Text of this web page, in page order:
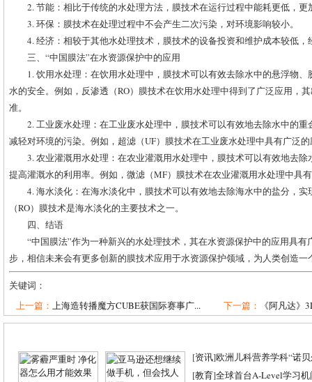
2. 节能：相比于传统的水处理方法，膜技术在运行过程中能耗更低，更
3. 环保：膜技术在处理过程中不会产生二次污染，对环境影响较小。
4. 经济：相较于其他水处理技术，膜技术的设备投资和维护成本较低，
三、“中国膜法”在水资源保护中的应用
1. 饮用水处理：在饮用水处理中，膜技术可以有效去除水中的悬浮物
水的安全。例如，反渗透（RO）膜技术在饮用水处理中得到了广泛应用，
准。
2. 工业废水处理：在工业废水处理中，膜技术可以有效地去除水中的
减轻对环境的污染。例如，超滤（UF）膜技术在工业废水处理中具有广泛
3. 农业灌溉用水处理：在农业灌溉用水处理中，膜技术可以有效地去
提高灌溉水的利用率。例如，微滤（MF）膜技术在农业灌溉用水处理中具
4. 海水淡化：在海水淡化中，膜技术可以有效地去除海水中的盐分，
（RO）膜技术是海水淡化的主要技术之一。
四、结语
“中国膜法”作为一种新兴的水处理技术，其在水资源保护中的应用具
步，相信未来会有更多创新的膜技术应用于水资源保护领域，为人类创造
关键词：
上一篇： 上海造转播魔方CUBE获国际赛事广... 下一篇： 《阿凡达》
[资讯]欧洲儿科营养学科“诺
[教育]全球首台A-Level学习